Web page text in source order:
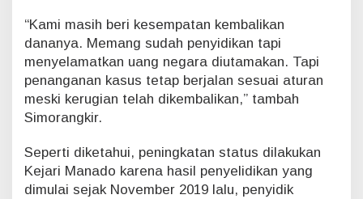
M
s
s
a
“Kami masih beri kesempatan kembalikan
dananya. Memang sudah penyidikan tapi
menyelamatkan uang negara diutamakan. Tapi
penanganan kasus tetap berjalan sesuai aturan
meski kerugian telah dikembalikan,” tambah
Simorangkir.
Seperti diketahui, peningkatan status dilakukan
Kejari Manado karena hasil penyelidikan yang
dimulai sejak November 2019 lalu, penyidik